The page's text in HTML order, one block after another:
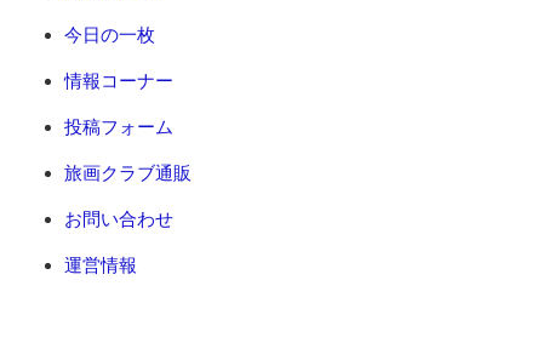
今日の一枚
情報コーナー
投稿フォーム
旅画クラブ通販
お問い合わせ
運営情報